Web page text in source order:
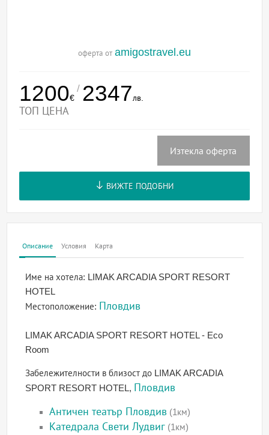
оферта от amigostravel.eu
1200€
/ 2347лв.
ТОП ЦЕНА
Изтекла оферта
ВИЖТЕ ПОДОБНИ
Описание Условия Карта
Име на хотела: LIMAK ARCADIA SPORT RESORT
HOTEL
Местоположение: Пловдив
LIMAK ARCADIA SPORT RESORT HOTEL - Eco
Room
Забележителности в близост до LIMAK ARCADIA
SPORT RESORT HOTEL, Пловдив
Античен театър Пловдив (1км)
Катедрала Свети Лудвиг (1км)